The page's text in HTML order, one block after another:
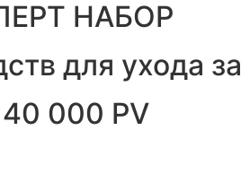
НАБОР
для ухода
000 PV